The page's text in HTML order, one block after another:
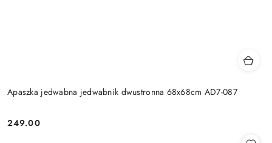
Apaszka jedwabna jedwabnik dwustronna 68x68cm AD7-087
Cena:
249.00